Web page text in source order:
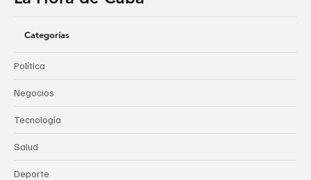
Categorías
Política
Negocios
Tecnología
Salud
Deporte